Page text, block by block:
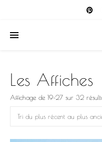
Les Affiches
Affichage de 19–27 sur 32